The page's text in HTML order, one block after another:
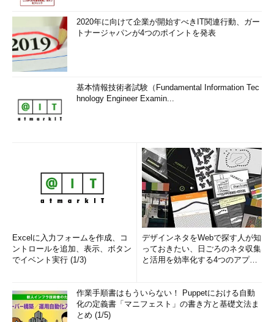
2020年に向けて企業が開始すべきIT関連行動、ガー
トナージャパンが4つのポイントを発表
基本情報技術者試験（Fundamental Information Tec
hnology Engineer Examin...
Excelに入力フォームを作成、コ
ントロールを追加、表示、ボタン
でイベント実行 (1/3)
デザインネタをWebで探す人が知
っておきたい、日ごろのネタ収集
と活用を効率化する4つのアプリ
作業手順書はもういらない！ Puppetにおける自動
化の定義書「マニフェスト」の書き方と基礎文法ま
とめ (1/5)